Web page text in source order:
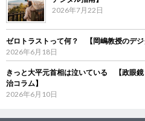
2026年7月22日
ゼロトラストって何？ 【岡嶋教授のデジ
2026年6月18日
きっと大平元首相は泣いている 【政眼
治コラム】
2026年6月10日